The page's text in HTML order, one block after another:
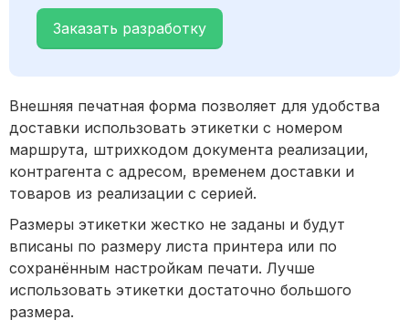
Заказать разработку
Внешняя печатная форма позволяет для удобства
доставки использовать этикетки с номером
маршрута, штрихкодом документа реализации,
контрагента с адресом, временем доставки и
товаров из реализации с серией.
Размеры этикетки жестко не заданы и будут
вписаны по размеру листа принтера или по
сохранённым настройкам печати. Лучше
использовать этикетки достаточно большого
размера.